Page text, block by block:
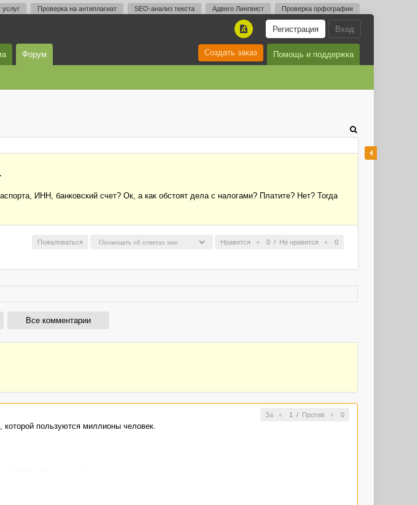
услуг Проверка на антиплагиат SEO-анализ текста Адвего Лингвист Проверка орфографии
Вход
Регистрация
A
Форум Помощь и поддержка
Создать заказ
ИНН, банковский счет? Ок, а как обстоят дела с налогами? Платите? Нет? Тогда
Нравится 0 / Не нравится 0
Пожаловаться
Все комментарии
За 1 / Против 0
пользуются миллионы человек.